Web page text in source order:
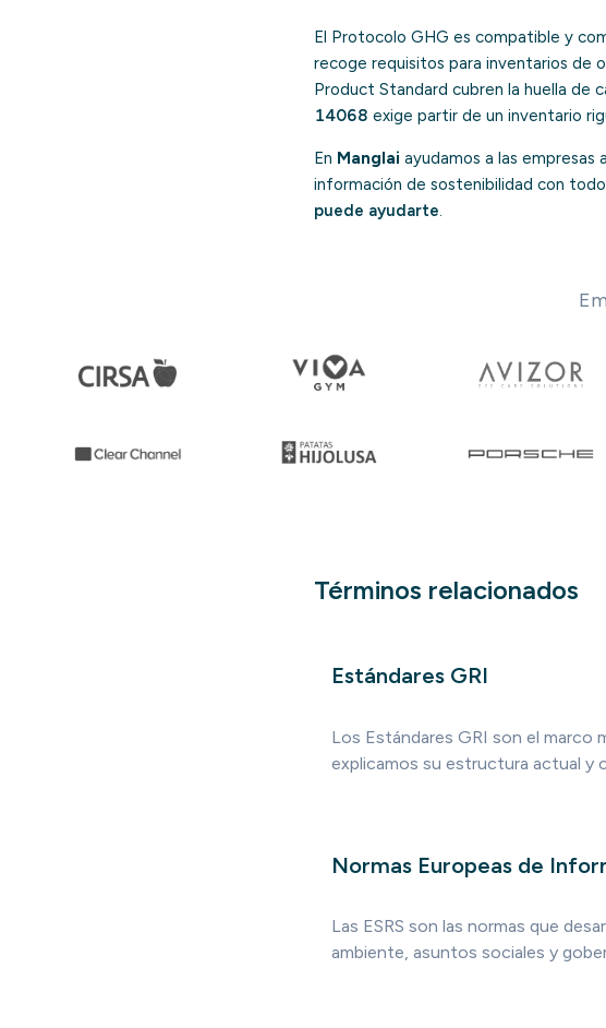
El Protocolo GHG es compatible y
recoge requisitos para inventarios de
Product Standard cubren la huella de
14068 exige partir de un inventario
En Manglai ayudamos a las empresas
información de sostenibilidad con
puede ayudarte.
Términos relacionados
Estándares GRI
Los Estándares GRI son el marco
explicamos su estructura actual y
Normas Europeas de
Las ESRS son las normas que
ambiente, asuntos sociales y